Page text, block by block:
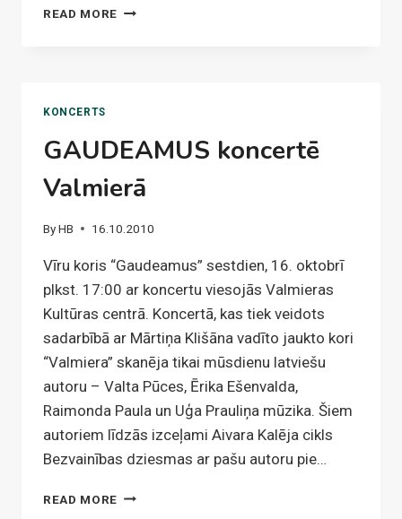
READ MORE GAUDEAMUS
2012.
GADA
ZIEMEĻVALSTU
UN
VĪRU
SVĒTKUS
KONCERTS
GAUDEAMUS koncertē
Valmierā
ByHB 16.10.2010
Vīru koris “Gaudeamus” sestdien, 16. oktobrī
plkst. 17:00 ar koncertu viesojās Valmieras
Kultūras centrā. Koncertā, kas tiek veidots
sadarbībā ar Mārtiņa Klišāna vadīto jaukto kori
“Valmiera” skanēja tikai mūsdienu latviešu
autoru – Valta Pūces, Ērika Ešenvalda,
Raimonda Paula un Uģa Prauliņa mūzika. Šiem
autoriem līdzās izceļami Aivara Kalēja cikls
Bezvainības dziesmas ar pašu autoru pie…
READ MORE GAUDEAMUS